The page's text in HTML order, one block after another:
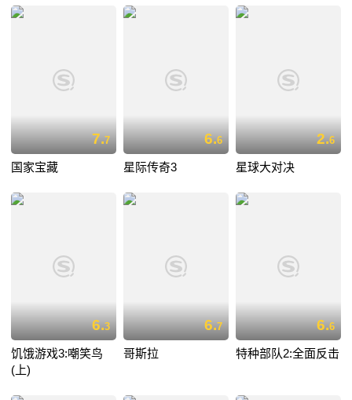
7.7
国家宝藏
6.6
星际传奇3
2.6
星球大对决
6.3
饥饿游戏3:嘲笑鸟
(上)
6.7
哥斯拉
6.6
特种部队2:全面反击